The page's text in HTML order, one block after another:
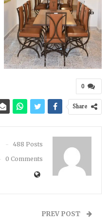
0
Share
488 Posts
0 Comments